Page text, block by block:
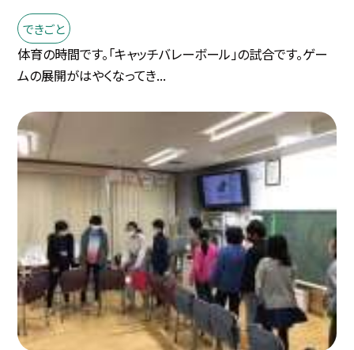
できごと
体育の時間です。「キャッチバレーボール」の試合です。ゲー
ムの展開がはやくなってき...